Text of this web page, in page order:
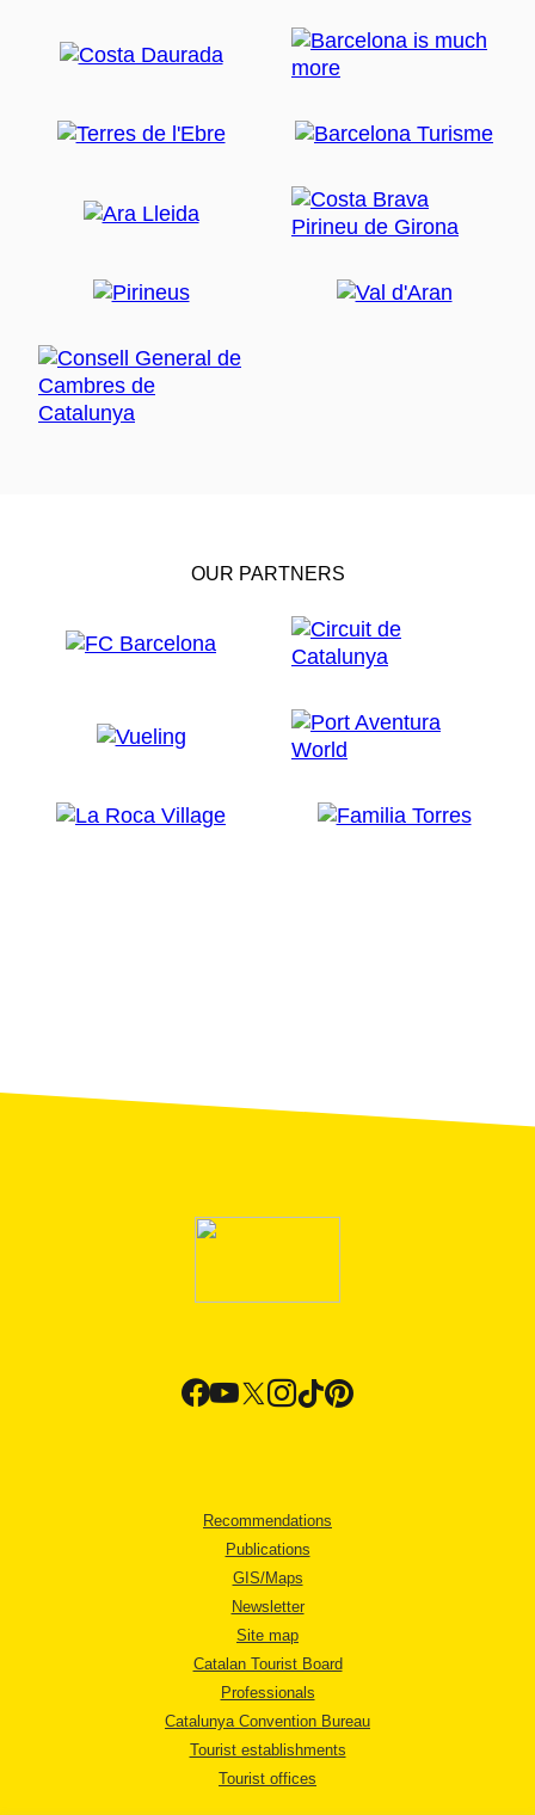
OUR PARTNERS
Recommendations
Publications
GIS/Maps
Newsletter
Site map
Catalan Tourist Board
Professionals
Catalunya Convention Bureau
Tourist establishments
Tourist offices